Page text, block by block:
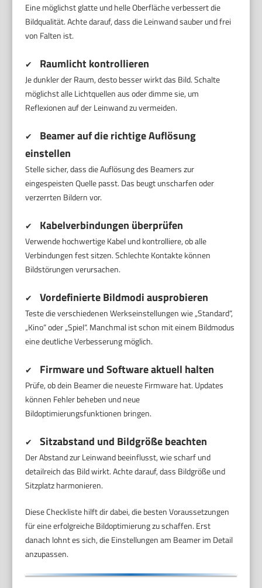
Eine möglichst glatte und helle Oberfläche verbessert die
Bildqualität. Achte darauf, dass die Leinwand sauber und frei
von Falten ist.
✔ Raumlicht kontrollieren
Je dunkler der Raum, desto besser wirkt das Bild. Schalte
möglichst alle Lichtquellen aus oder dimme sie, um
Reflexionen auf der Leinwand zu vermeiden.
✔
Beamer auf die richtige Auflösung
einstellen
Stelle sicher, dass die Auflösung des Beamers zur
eingespeisten Quelle passt. Das beugt unscharfen oder
verzerrten Bildern vor.
✔ Kabelverbindungen überprüfen
Verwende hochwertige Kabel und kontrolliere, ob alle
Verbindungen fest sitzen. Schlechte Kontakte können
Bildstörungen verursachen.
✔ Vordefinierte Bildmodi ausprobieren
Teste die verschiedenen Werkseinstellungen wie „Standard“,
„Kino“ oder „Spiel“. Manchmal ist schon mit einem Bildmodus
eine deutliche Verbesserung möglich.
✔ Firmware und Software aktuell halten
Prüfe, ob dein Beamer die neueste Firmware hat. Updates
können Fehler beheben und neue
Bildoptimierungsfunktionen bringen.
✔ Sitzabstand und Bildgröße beachten
Der Abstand zur Leinwand beeinflusst, wie scharf und
detailreich das Bild wirkt. Achte darauf, dass Bildgröße und
Sitzplatz harmonieren.
Diese Checkliste hilft dir dabei, die besten Voraussetzungen
für eine erfolgreiche Bildoptimierung zu schaffen. Erst
danach lohnt es sich, die Einstellungen am Beamer im Detail
anzupassen.